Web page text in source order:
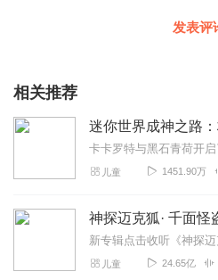
发表评
相关推荐
迷你世界成神之路
儿童 1451.90万
儿童 24.65亿